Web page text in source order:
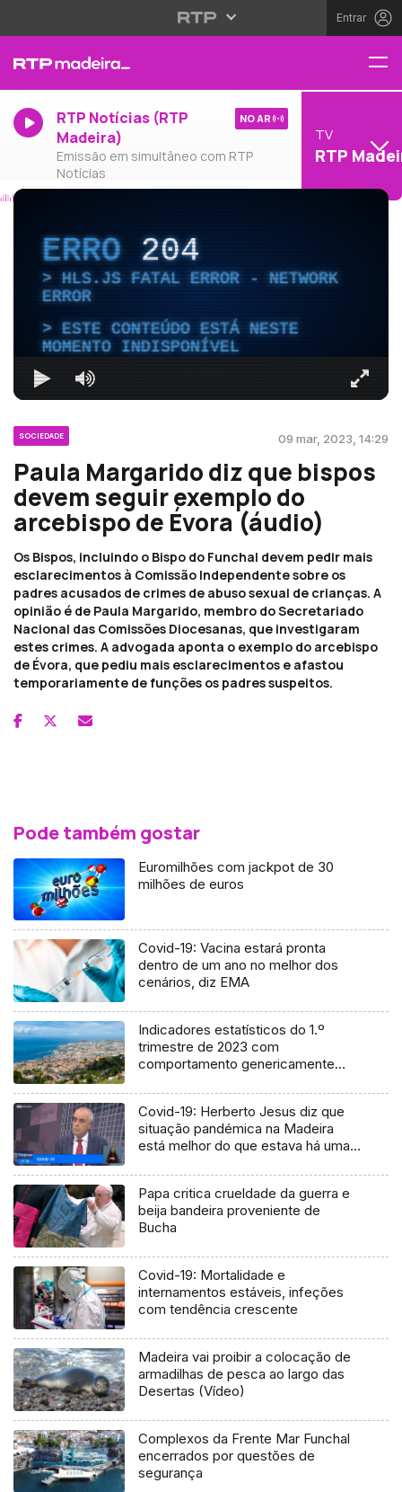
Entrar
RTP Notícias (RTP
Madeira)
Emissão em simultâneo com RTP
Notícias
NO AR
TV
RTP
ERRO204
HLS.JS FATAL ERROR - NETWORK
ERROR
ESTE CONTEÚDO ESTÁ NESTE
MOMENTO INDISPONÍVEL
SOCIEDADE 09 mar, 2023, 14:29
Paula Margarido diz que bispos
devem seguir exemplo do
arcebispo de Évora (áudio)
Os Bispos, incluindo o Bispo do Funchal devem pedir mais
esclarecimentos à Comissão Independente sobre os
padres acusados de crimes de abuso sexual de crianças. A
opinião é de Paula Margarido, membro do Secretariado
Nacional das Comissões Diocesanas, que investigaram
estes crimes. A advogada aponta o exemplo do arcebispo
de Évora, que pediu mais esclarecimentos e afastou
temporariamente de funções os padres suspeitos.
Pode também gostar
Euromilhões com jackpot de 30
milhões de euros
Covid-19: Vacina estará pronta
dentro de um ano no melhor dos
cenários, diz EMA
Indicadores estatísticos do 1.º
trimestre de 2023 com
comportamento genericamente
Covid-19: Herberto Jesus diz que
situação pandémica na Madeira
está melhor do que estava há uma
Papa critica crueldade da guerra e
beija bandeira proveniente de
Bucha
Covid-19: Mortalidade e
internamentos estáveis, infeções
com tendência crescente
Madeira vai proibir a colocação de
armadilhas de pesca ao largo das
Desertas (Vídeo)
Complexos da Frente Mar Funchal
encerrados por questões de
segurança